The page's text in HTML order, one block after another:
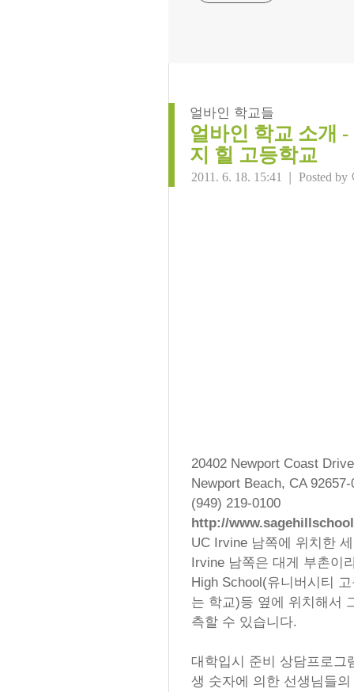
얼바인 학교들
얼바인 학교 소개
지 힐 고등학교
2011. 6. 18. 15:41 | Posted by
20402 Newport Coast Drive
Newport Beach, CA 92657-
(949) 219-0100
http://
UC Irvine 남쪽에 위치한
Irvine 남쪽은 대게 부촌이
High School(유니버시티
는 학교)등 옆에 위치해서
측할 수 있습니다.
대학입시 준비 상담프로그
생 숫자에 의한 선생님들